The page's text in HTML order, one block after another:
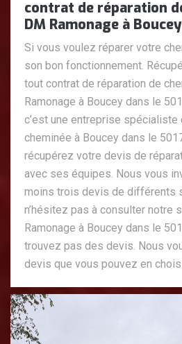
contrat de réparation
DM Ramonage à
Si vous voulez réparer votre
son bon fonctionnement.
tout contrat de réparation de
Ramonage à Boucey dans le
c’est une entreprise spécialiste
cheminée à Boucey dans le
récupérez votre devis de
avec ses équipes. Nous vous
moins trois devis de différents
n’hésitez pas à consulter notre
Ramonage à Boucey dans le
trouvez pas des devis. Nous
devis que vous pouvez en